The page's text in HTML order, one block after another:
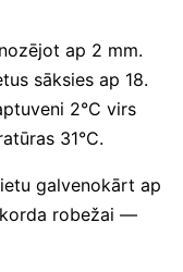
ap 2 mm.
sāksies ap 18.
2°C virs
31°C.
galvenokārt ap
robežai —